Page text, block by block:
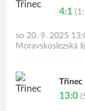
4:1
so 20. 9. 2025
Moravskoslezská
Třinec
13:0